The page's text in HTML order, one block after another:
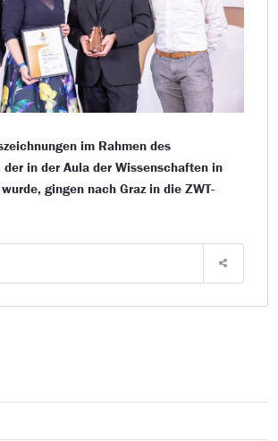
im Rahmen des
der in der Aula der Wissenschaften in
gingen nach Graz in die ZWT-